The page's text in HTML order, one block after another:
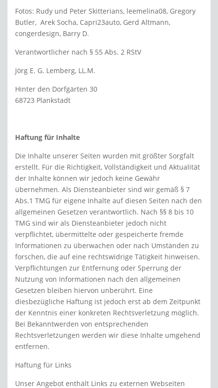
Fotos: Rudy und Peter Skitterians, leemelina08, Gregory
Butler, Arek Socha, Capri23auto, Gerd Altmann,
congerdesign, Barry D.
Verantwortlicher nach § 55 Abs. 2 RStV
Jörg E. G. Lemberg, LL.M.
Hinter den Dorfgärten 30
68723 Plankstadt
Haftung für Inhalte
Die Inhalte unserer Seiten wurden mit größter Sorgfalt
erstellt. Für die Richtigkeit, Vollständigkeit und Aktualität
der Inhalte können wir jedoch keine Gewähr
übernehmen. Als Diensteanbieter sind wir gemäß § 7
Abs.1 TMG für eigene Inhalte auf diesen Seiten nach den
allgemeinen Gesetzen verantwortlich. Nach §§ 8 bis 10
TMG sind wir als Diensteanbieter jedoch nicht
verpflichtet, übermittelte oder gespeicherte fremde
Informationen zu überwachen oder nach Umständen zu
forschen, die auf eine rechtswidrige Tätigkeit hinweisen.
Verpflichtungen zur Entfernung oder Sperrung der
Nutzung von Informationen nach den allgemeinen
Gesetzen bleiben hiervon unberührt. Eine
diesbezügliche Haftung ist jedoch erst ab dem Zeitpunkt
der Kenntnis einer konkreten Rechtsverletzung möglich.
Bei Bekanntwerden von entsprechenden
Rechtsverletzungen werden wir diese Inhalte umgehend
entfernen.
Haftung für Links
Unser Angebot enthält Links zu externen Webseiten